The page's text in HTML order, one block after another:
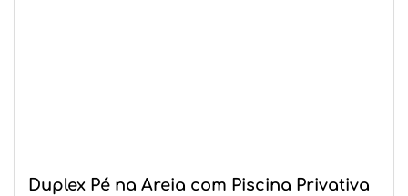
Duplex Pé na Areia com Piscina Privativa